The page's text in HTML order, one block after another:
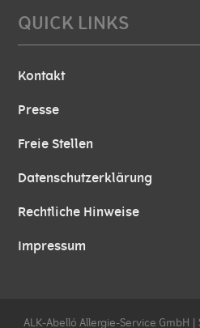
QUICK LINKS
Kontakt
Presse
Freie Stellen
Datenschutzerklärung
Rechtliche Hinweise
Impressum
ALK-Abelló Allergie-Service GmbH |